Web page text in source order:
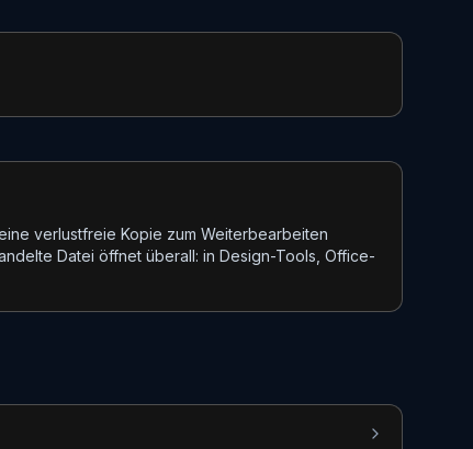
verlustfreie Kopie zum Weiterbearbeiten
Datei öffnet überall: in Design-Tools, Office-